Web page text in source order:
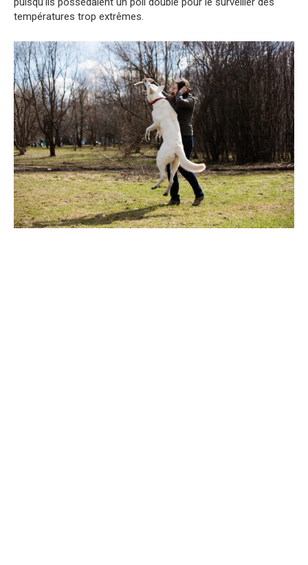
températures trop extrêmes.